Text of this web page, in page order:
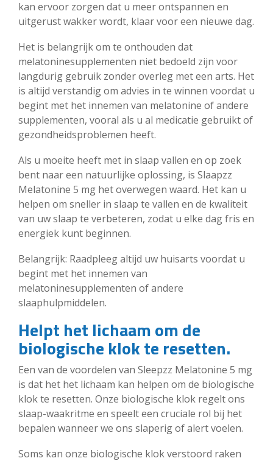
kan ervoor zorgen dat u meer ontspannen en
uitgerust wakker wordt, klaar voor een nieuwe dag.
Het is belangrijk om te onthouden dat
melatoninesupplementen niet bedoeld zijn voor
langdurig gebruik zonder overleg met een arts. Het
is altijd verstandig om advies in te winnen voordat u
begint met het innemen van melatonine of andere
supplementen, vooral als u al medicatie gebruikt of
gezondheidsproblemen heeft.
Als u moeite heeft met in slaap vallen en op zoek
bent naar een natuurlijke oplossing, is Slaapzz
Melatonine 5 mg het overwegen waard. Het kan u
helpen om sneller in slaap te vallen en de kwaliteit
van uw slaap te verbeteren, zodat u elke dag fris en
energiek kunt beginnen.
Belangrijk: Raadpleeg altijd uw huisarts voordat u
begint met het innemen van
melatoninesupplementen of andere
slaaphulpmiddelen.
Helpt het lichaam om de
biologische klok te resetten.
Een van de voordelen van Sleepzz Melatonine 5 mg
is dat het het lichaam kan helpen om de biologische
klok te resetten. Onze biologische klok regelt ons
slaap-waakritme en speelt een cruciale rol bij het
bepalen wanneer we ons slaperig of alert voelen.
Soms kan onze biologische klok verstoord raken